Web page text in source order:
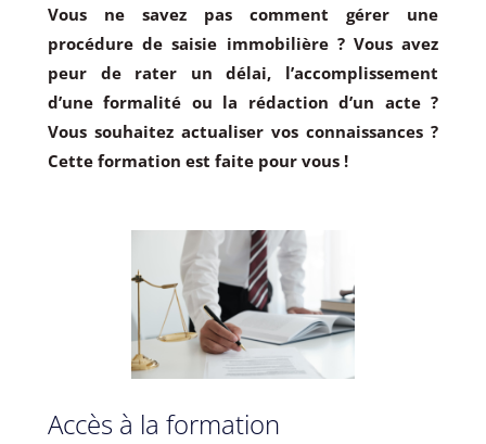
Vous ne savez pas comment gérer une
procédure de saisie immobilière ? Vous avez
peur de rater un délai, l’accomplissement
d’une formalité ou la rédaction d’un acte ?
Vous souhaitez actualiser vos connaissances ?
Cette formation est faite pour vous !
Accès à la formation